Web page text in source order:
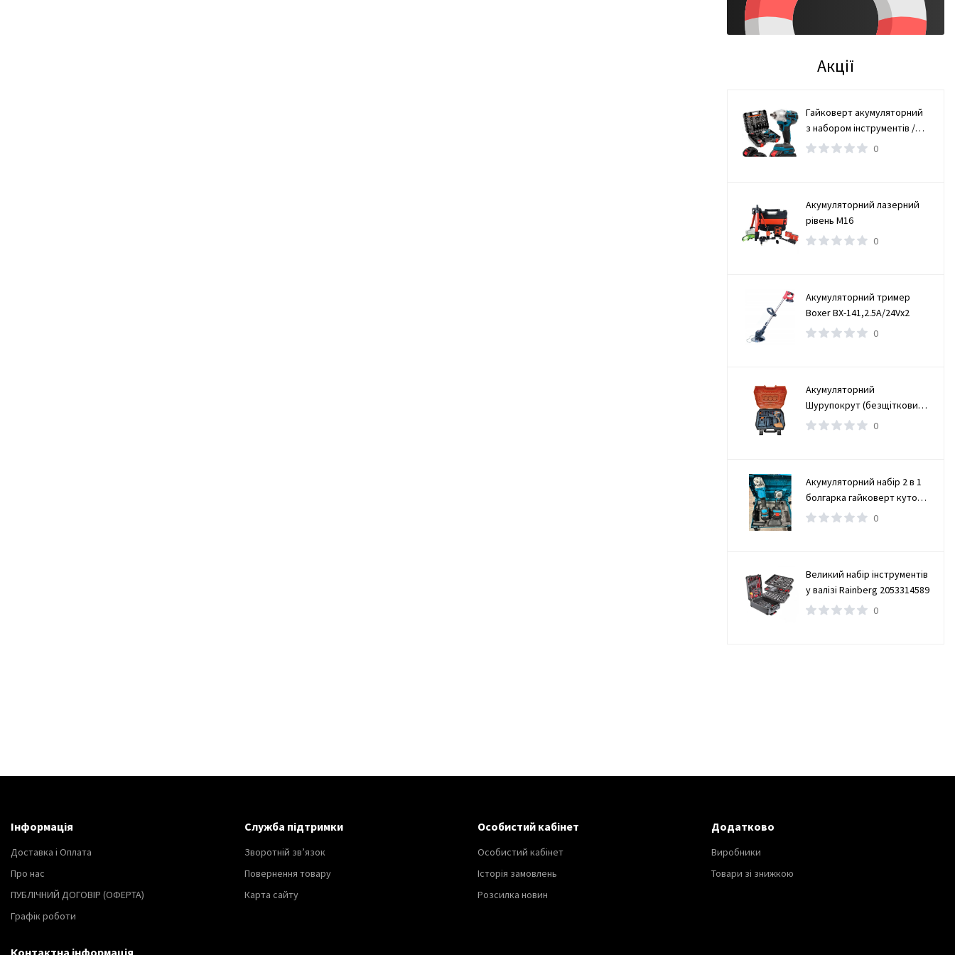
Акції
Гайковерт акумуляторний
з набором інструментів /
Безщітковий гайковерт 2
0
Акумуляторний лазерний
рівень М16
0
Акумуляторний тример
Boxer BX-141,2.5А/24Vx2
0
Акумуляторний
Шурупокрут (безщітковий)
(TAOE-CD34N)
0
Акумуляторний набір 2 в 1
болгарка гайковерт кутова
(турбінка) 21V 4Ah
0
Великий набір інструментів
у валізі Rainberg 2053314589
0
Інформація
Доставка і Оплата
Про нас
ПУБЛІЧНИЙ ДОГОВІР (ОФЕРТА)
Графік роботи
Служба підтримки
Зворотній зв’язок
Повернення товару
Карта сайту
Особистий кабінет
Особистий кабінет
Історія замовлень
Розсилка новин
Додатково
Виробники
Товари зі знижкою
Контактна інформація